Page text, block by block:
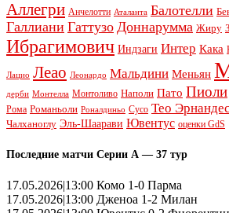
Аллегри Анчелотти Аталанта Балотелли
Галлиани Гаттузо Доннарумма Жиру
Ибрагимович Индзаги Интер Кака
Лацио Леао Леонардо Мальдини Меньян
дерби Монтелла Монтоливо Наполи Пато Пиоли
Рома Романьоли Роналдиньо Сусо Тео Эрнандес
Чалханоглу Эль-Шаарави Ювентус оценки GdS
Последние матчи Серии А — 37 тур
17.05.2026|13:00 Комо 1-0 Парма
17.05.2026|13:00 Дженоа 1-2 Милан